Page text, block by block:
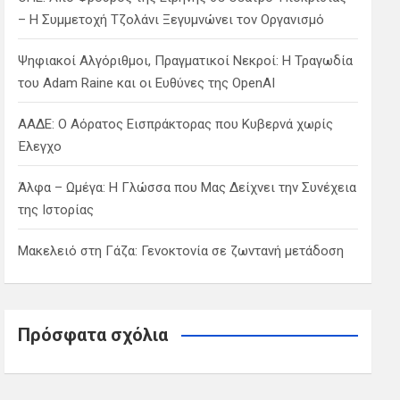
– Η Συμμετοχή Τζολάνι Ξεγυμνώνει τον Οργανισμό
Ψηφιακοί Αλγόριθμοι, Πραγματικοί Νεκροί: Η Τραγωδία
του Adam Raine και οι Ευθύνες της OpenAI
ΑΑΔΕ: Ο Αόρατος Εισπράκτορας που Κυβερνά χωρίς
Έλεγχο
Άλφα – Ωμέγα: Η Γλώσσα που Μας Δείχνει την Συνέχεια
της Ιστορίας
Μακελειό στη Γάζα: Γενοκτονία σε ζωντανή μετάδοση
Πρόσφατα σχόλια